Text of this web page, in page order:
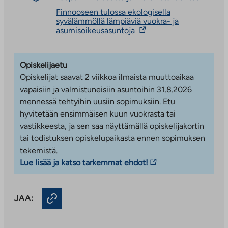
Asumisoikeusasunnoissa on valinnanvaraa monenlaisiin
tarpeisiin – tarjolla on asuntoja pienistä kaksioista
tilaviin neljän huoneen asuntoihin.
Asumisoikeuskohde on osa viiden taloyhtiön korttelia,
joilla on yhteinen sisäpiha. Asukkaiden käytössä on
monipuoliset yhteistilat talon maantasokerroksessa.
Pesula ja kuivaushuone sijaitsevat A-portaassa ja
talosaunaosasto B-portaassa. Molempien
porrashuoneiden yhteydessä on porraskohtaiset
lastenvaunuvarasto- ja ulkoiluvälinevarastotilat sekä
irtaimistovarastokopit, joista osa sijaitsee B-portaan
väestönsuojatiloissa.
Asumisoikeustalon asukkaille on varattu 35 kpl
lämmittämättömässä pysäköintilaitoksessa
naapurikorttelissa, osoitteessa Luoteisrinne 9.
uuteen
Finnooseen tulossa ekologisella
syvälämmöllä lämpiäviä vuokra- ja
asumisoikeusasuntoja Linkki
aukeaa
uuteen
välilehteen
Opiskelijaetu
Opiskelijat saavat 2 viikkoa ilmaista muuttoaikaa
vapaisiin ja valmistuneisiin asuntoihin 31.8.2026
mennessä tehtyihin uusiin sopimuksiin. Etu
hyvitetään ensimmäisen kuun vuokrasta tai
vastikkeesta, ja sen saa näyttämällä opiskelijakortin
tai todistuksen opiskelupaikasta ennen sopimuksen
tekemistä.
Lue lisää ja katso tarkemmat ehdot!Linkki
vie
JAA: